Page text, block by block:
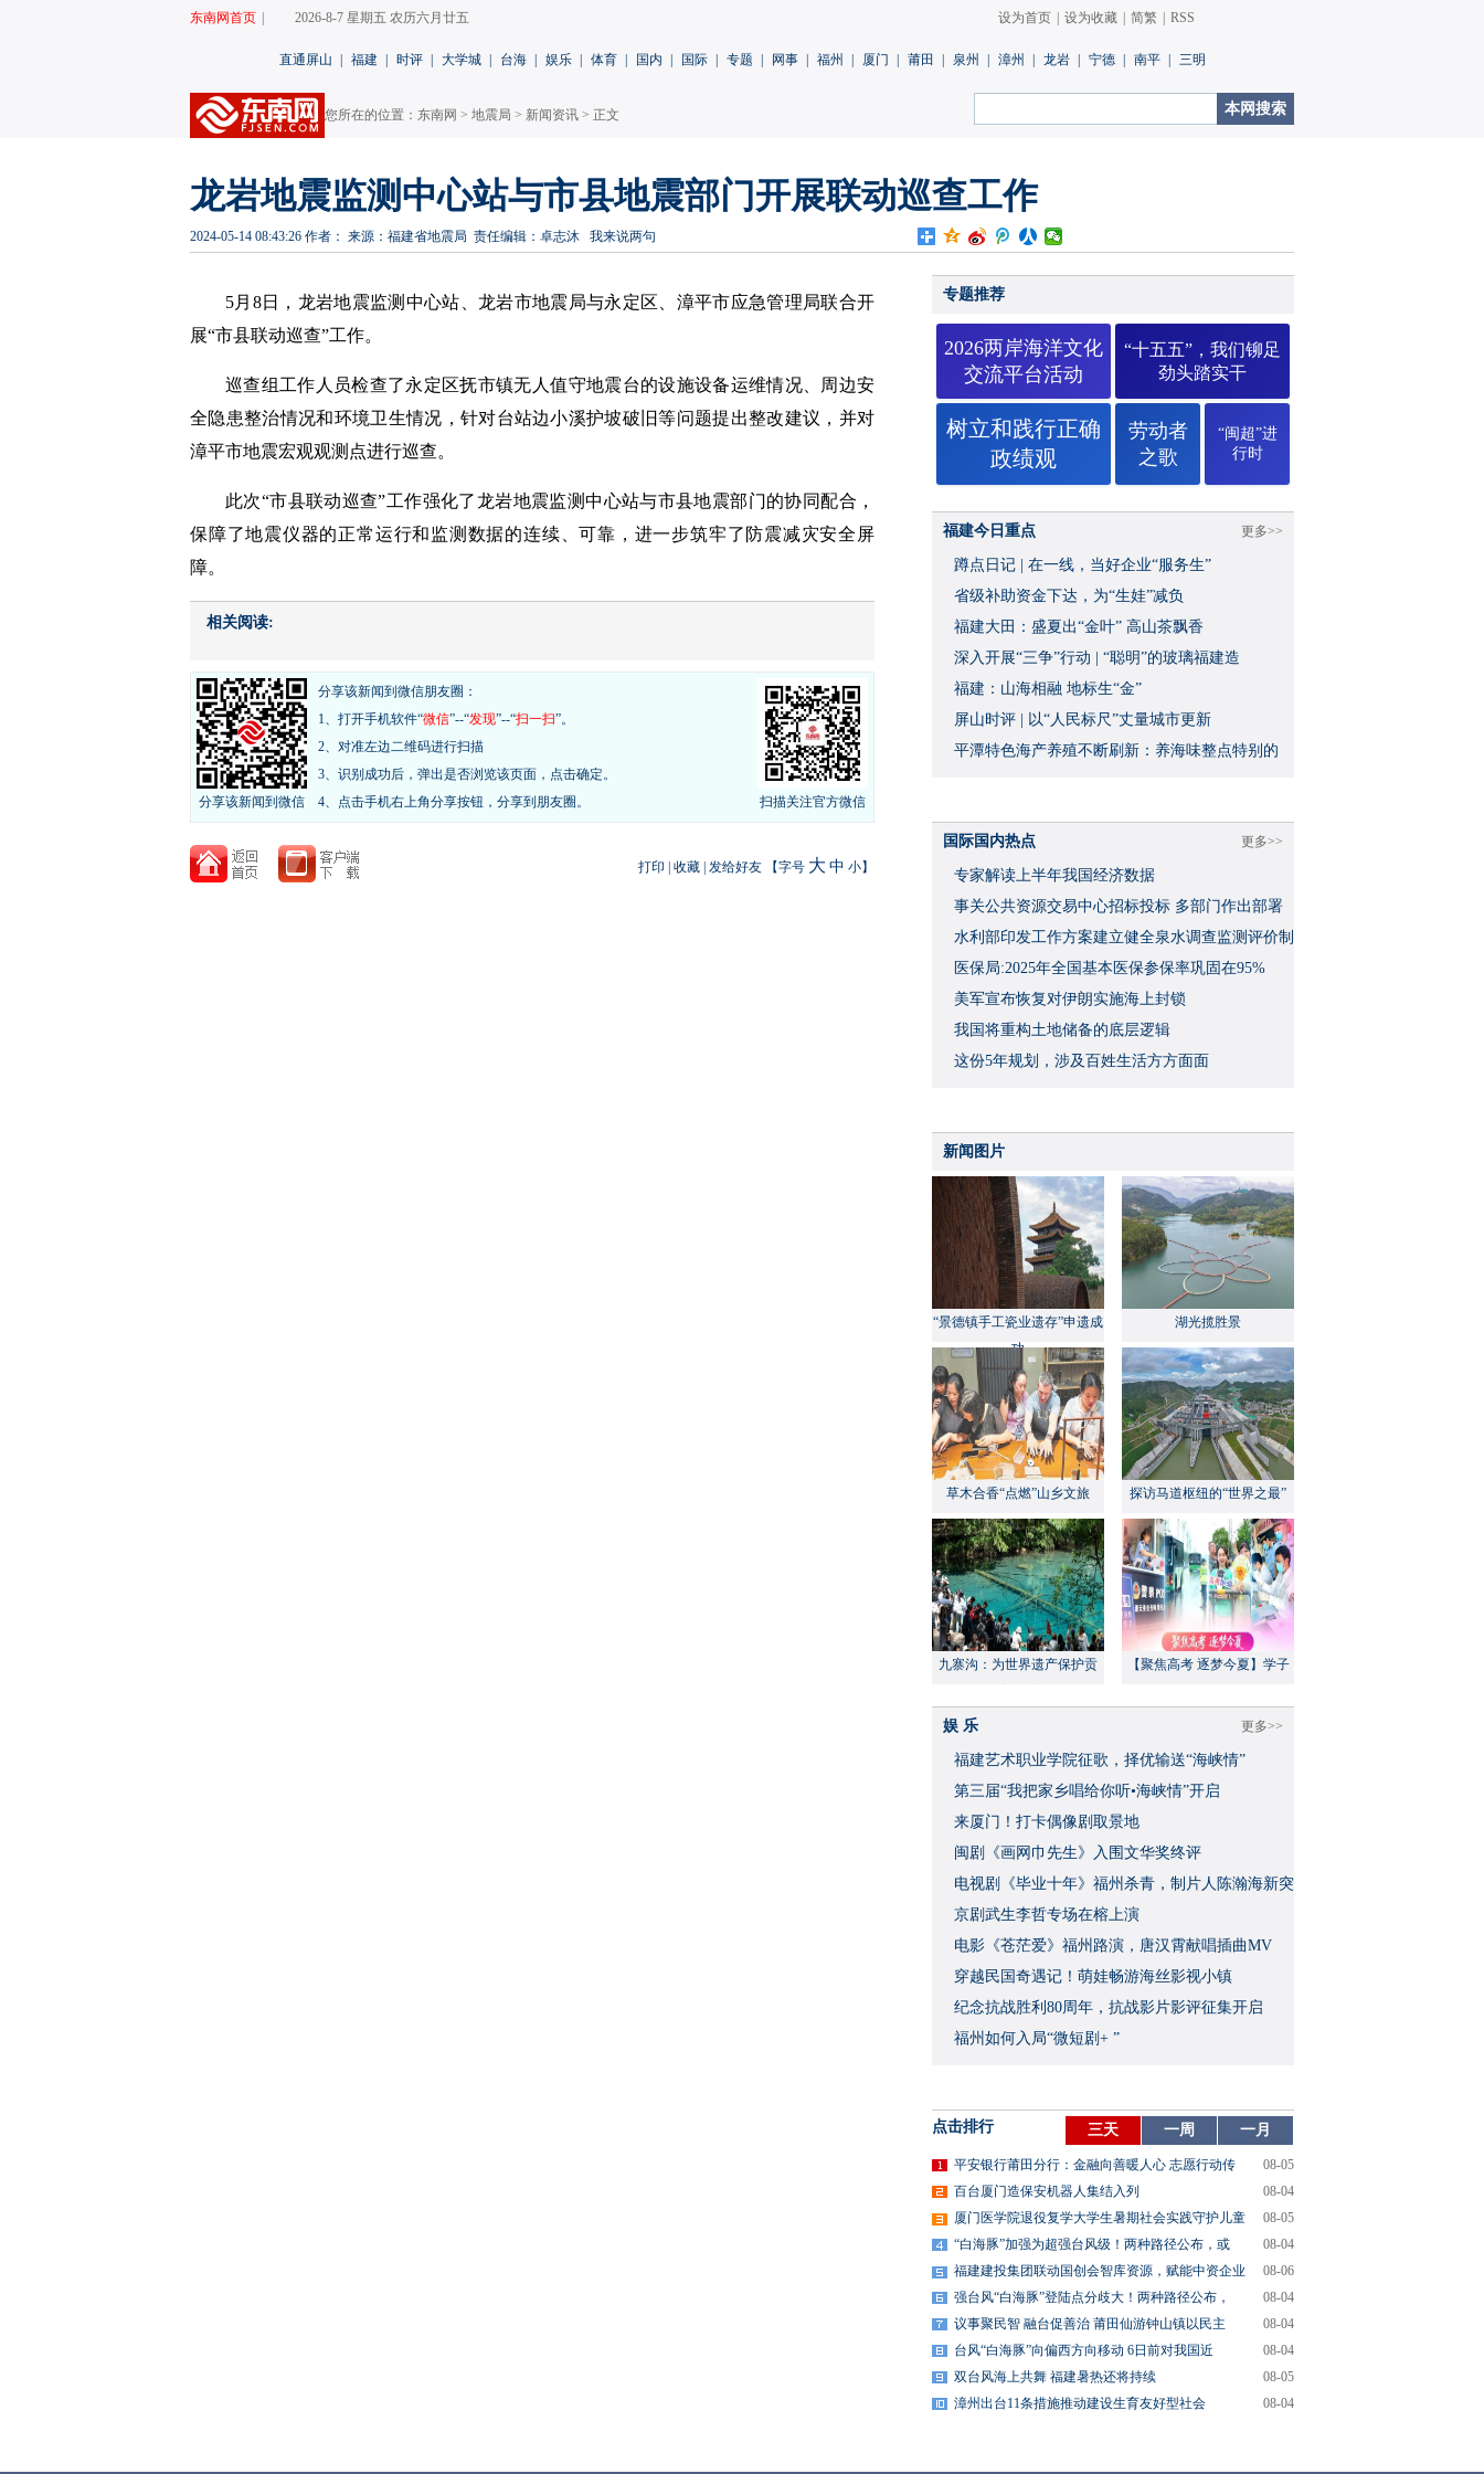
东南网首页 2026-8-7 星期五 农历六月廿五 设为首页 设为收藏 简繁 RSS
直通屏山 福建 时评 大学城 台海 娱乐 体育 国内 国际 专题 网事 福州 厦门 莆田 泉州 漳州 龙岩 宁德 南平 三明
您所在的位置： 东南网 > 地震局 > 新闻资讯 > 正文
龙岩地震监测中心站与市县地震部门开展联动巡查工作
2024-05-14 08:43:26 作者： 来源：福建省地震局 责任编辑：卓志沐 我来说两句
5月8日，龙岩地震监测中心站、龙岩市地震局与永定区、漳平市应急管理局联合开
展“市县联动巡查”工作。
巡查组工作人员检查了永定区抚市镇无人值守地震台的设施设备运维情况、周边安
全隐患整治情况和环境卫生情况，针对台站边小溪护坡破旧等问题提出整改建议，并对
漳平市地震宏观观测点进行巡查。
此次“市县联动巡查”工作强化了龙岩地震监测中心站与市县地震部门的协同配合，
保障了地震仪器的正常运行和监测数据的连续、可靠，进一步筑牢了防震减灾安全屏
障。
相关阅读:
扫描关注官方微信
分享该新闻到微信
分享该新闻到微信朋友圈：
1、打开手机软件“微信”--“发现”--“扫一扫”。
2、对准左边二维码进行扫描
3、识别成功后，弹出是否浏览该页面，点击确定。
4、点击手机右上角分享按钮，分享到朋友圈。
打印 收藏 发给好友 【字号 大 中 小】
专题推荐
2026两岸海洋文化
交流平台活动
“十五五”，我们铆足
劲头踏实干
树立和践行正确
政绩观
劳动者
之歌
“闽超”进
行时
更多>>
福建今日重点
蹲点日记 | 在一线，当好企业“服务生”
省级补助资金下达，为“生娃”减负
福建大田：盛夏出“金叶” 高山茶飘香
深入开展“三争”行动 | “聪明”的玻璃福建造
福建：山海相融 地标生“金”
屏山时评 | 以“人民标尺”丈量城市更新
平潭特色海产养殖不断刷新：养海味整点特别的
更多>>
国际国内热点
专家解读上半年我国经济数据
事关公共资源交易中心招标投标 多部门作出部署
水利部印发工作方案建立健全泉水调查监测评价制
度
医保局:2025年全国基本医保参保率巩固在95%
美军宣布恢复对伊朗实施海上封锁
我国将重构土地储备的底层逻辑
这份5年规划，涉及百姓生活方方面面
新闻图片
“景德镇手工瓷业遗存”申遗成
功
湖光揽胜景
草木合香“点燃”山乡文旅 探访马道枢纽的“世界之最”
九寨沟：为世界遗产保护贡
【聚焦高考 逐梦今夏】学子
更多>>
娱 乐
福建艺术职业学院征歌，择优输送“海峡情”
​第三届“我把家乡唱给你听•海峡情”开启
来厦门！打卡偶像剧取景地
闽剧《画网巾先生》入围文华奖终评
​电视剧《毕业十年》福州杀青，制片人陈瀚海新突
破
京剧武生李哲专场在榕上演
​电影《苍茫爱》福州路演，唐汉霄献唱插曲MV
穿越民国奇遇记！萌娃畅游海丝影视小镇
​纪念抗战胜利80周年，抗战影片影评征集开启
福州如何入局“微短剧+ ”
点击排行 三天 一周 一月
平安银行莆田分行：金融向善暖人心 志愿行动传
08-05
百台厦门造保安机器人集结入列
08-04
厦门医学院退役复学大学生暑期社会实践守护儿童
08-05
“白海豚”加强为超强台风级！两种路径公布，或
08-04
福建建投集团联动国创会智库资源，赋能中资企业
08-06
强台风“白海豚”登陆点分歧大！两种路径公布，
08-04
议事聚民智 融台促善治 莆田仙游钟山镇以民主
08-04
台风“白海豚”向偏西方向移动 6日前对我国近
08-04
双台风海上共舞 福建暑热还将持续
08-05
漳州出台11条措施推动建设生育友好型社会
08-04